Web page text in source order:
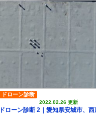
2022.02.26 更新
ドローン診断